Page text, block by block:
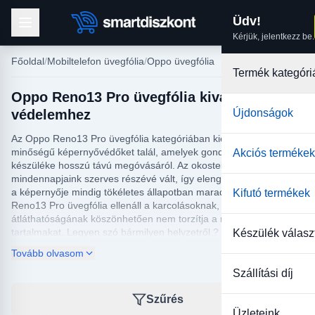
Üdv!
Kérjük, jelentkezz be.
Termék
Újdonságok
Akciós termékek
Kifutó termékek
Készülék
Szállítási díj
Főoldal Mobiltelefon üvegfólia Oppo üvegfólia
Oppo Reno13 Pro üvegfólia kiváló
védelemhez
Az Oppo Reno13 Pro üvegfólia kategóriában kiemelkedő
minőségű képernyővédőket talál, amelyek gondoskodnak
készüléke hosszú távú megóvásáról. Az okostelefon
mindennapjaink szerves részévé vált, így elengedhetetlen, hogy
a képernyője mindig tökéletes állapotban maradjon. Az Oppo
Reno13 Pro üvegfólia ellenáll a karcolásoknak, ütésálló és kiváló
átláthatóságának köszönhetően nem torzítja a megjelenített
tartalmakat. Legyen szó bármilyen helyzetről ? akár a
megfelelő üvegfólia biztosítja, hogy készüléke mindig védett
A Smart Diszkont kínálatában található Oppo Reno13 Pro
üvegfóliák egyszerű felhelyezést és buborékmentes tapadást
Tovább olvasom
Szűrés